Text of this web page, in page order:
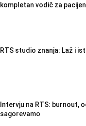
kompletan vodič za
RTS studio znanja: Laž i
Intervju na RTS: burnout,
sagorevamo